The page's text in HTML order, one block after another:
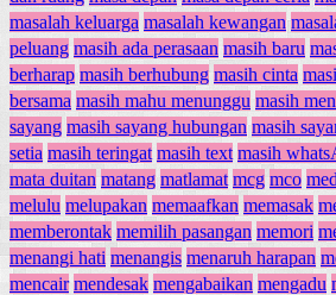
masalah keluarga masalah kewangan
peluang masih ada perasaan masih baru
berharap masih berhubung masih cinta
bersama masih mahu menunggu masih
sayang masih sayang hubungan masih
setia masih teringat masih text masih
mata duitan matang matlamat mcg mco
melulu melupakan memaafkan memasak
memberontak memilih pasangan memori
menangi hati menangis menaruh harapan
mencair mendesak mengabaikan mengadu